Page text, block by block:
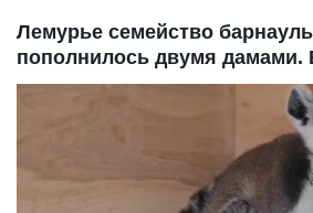
Лемурье семейство
пополнилось двумя дамами.